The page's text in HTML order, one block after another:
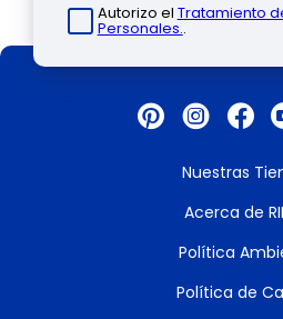
Autorizo el Tratamiento
Personales..
Nuestras
Acerca de
Política
Política de